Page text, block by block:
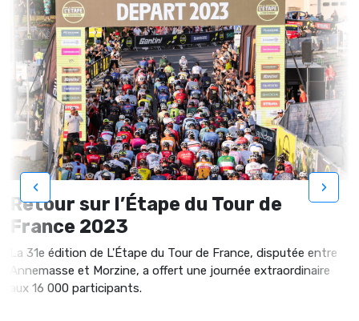
Retour sur l’Étape du Tour de
France 2023
La 31e édition de L'Étape du Tour de France, disputée entre
Annemasse et Morzine, a offert une journée extraordinaire
aux 16 000 participants.
‹ ›